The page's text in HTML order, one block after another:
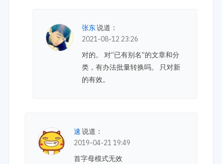
张东说道：
2021-08-12 23:26
对的。 对“已有别名”的文章和分
类，有办法批量转换吗。 只对新
的有效。
速说道：
2019-04-21 19:49
首字母模式无效